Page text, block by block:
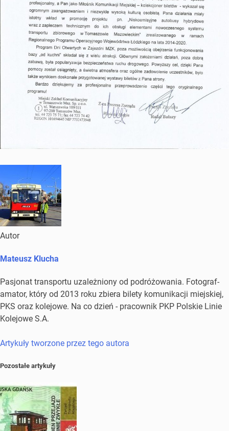
Autor
Mateusz Klucha
Pasjonat transportu uzależniony od podróżowania. Fotograf-
amator, który od 2013 roku zbiera bilety komunikacji miejskiej,
PKS oraz kolejowe. Na co dzień - pracownik PKP Polskie Linie
Kolejowe S.A.
Artykuły tworzone przez tego autora
Pozostałe artykuły